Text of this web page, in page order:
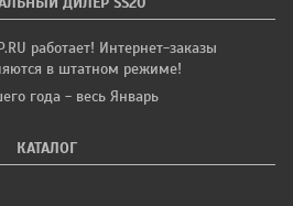
работает! Интернет-заказы
в штатном режиме!
года - весь Январь
КАТАЛОГ